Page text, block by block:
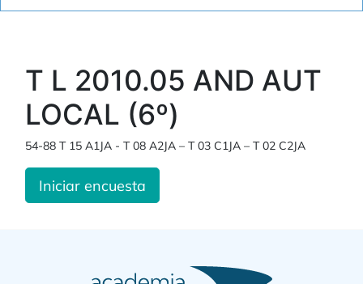
T L 2010.05 AND AUT
LOCAL (6º)
54-88 T 15 A1JA - T 08 A2JA – T 03 C1JA – T 02 C2JA
Iniciar encuesta